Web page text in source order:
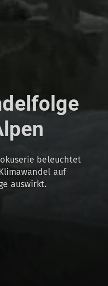
beleuchtet
auf
auswirkt.